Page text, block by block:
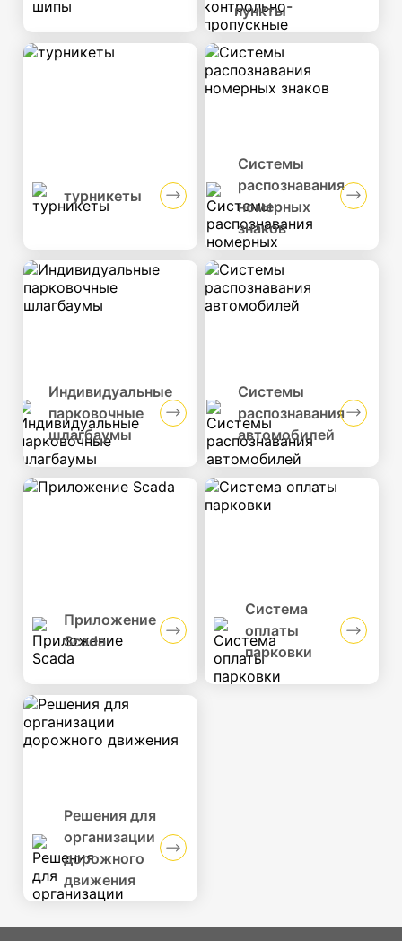
пункты
турникеты
Системы
распознавания
номерных
знаков
Индивидуальные
парковочные
шлагбаумы
Системы
распознавания
автомобилей
Приложение
Scada
Система
оплаты
парковки
Решения для
организации
дорожного
движения